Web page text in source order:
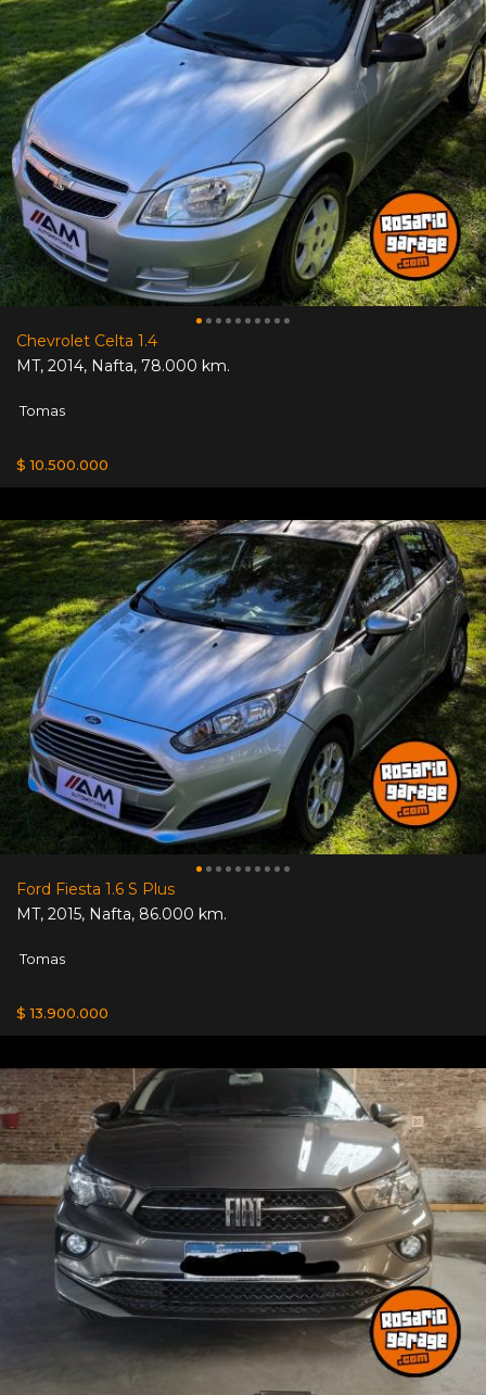
Chevrolet Celta 1.4
MT, 2014, Nafta, 78.000 km.
Tomas
$ 10.500.000
Ford Fiesta 1.6 S Plus
MT, 2015, Nafta, 86.000 km.
Tomas
$ 13.900.000